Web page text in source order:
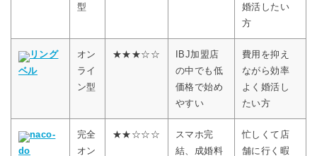
型
婚活したい
方
リング
ベル
オン
ライ
ン型
★★★☆☆
IBJ加盟店
の中でも低
価格で始め
やすい
費用を抑え
ながら効率
よく婚活し
たい方
naco-
do
完全
オン
★★☆☆☆
スマホ完
結、成婚料
忙しくて店
舗に行く暇